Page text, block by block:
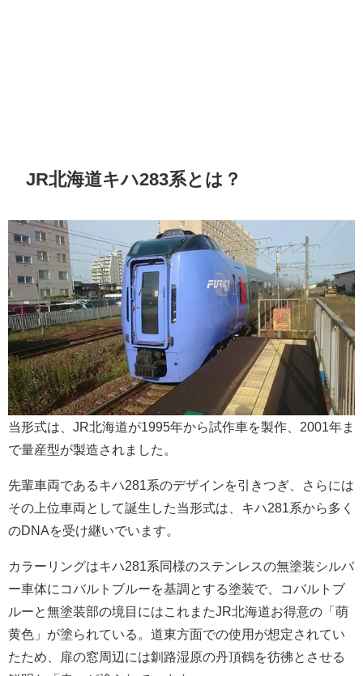
JR北海道キハ283系とは？
当形式は、JR北海道が1995年から試作車を製作、2001年ま
で量産型が製造されました。
先輩車両であるキハ281系のデザインを引きつぎ、さらには
その上位車両として誕生した当形式は、キハ281系から多く
のDNAを受け継いでいます。
カラーリングはキハ281系同様のステンレスの無塗装シルバ
ー車体にコバルトブルーを基調とする塗装で、コバルトブ
ルーと無塗装部の境目にはこれまたJR北海道お得意の「萌
黄色」が塗られている。道東方面での使用が想定されてい
たため、扉の窓周辺には釧路湿原の丹頂鶴を彷彿とさせる